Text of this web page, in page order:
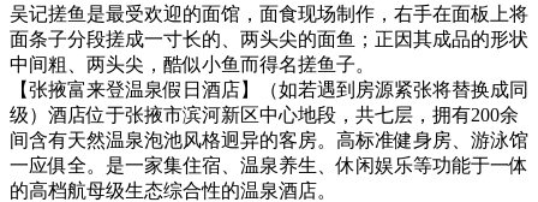
吴记搓鱼是最受欢迎的面馆，面食现场制作，右手在面板上将
面条子分段搓成一寸长的、两头尖的面鱼；正因其成品的形状
中间粗、两头尖，酷似小鱼而得名搓鱼子。
【张掖富来登温泉假日酒店】（如若遇到房源紧张将替换成同
级）酒店位于张掖市滨河新区中心地段，共七层，拥有200余
间含有天然温泉泡池风格迥异的客房。高标准健身房、游泳馆
一应俱全。是一家集住宿、温泉养生、休闲娱乐等功能于一体
的高档航母级生态综合性的温泉酒店。